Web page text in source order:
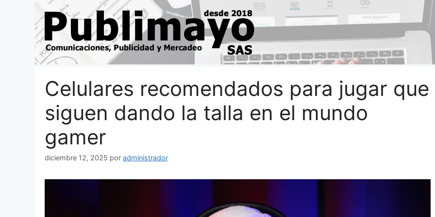
contenido
Celulares recomendados para jugar que
siguen dando la talla en el mundo
gamer
diciembre 12, 2025 por administrador